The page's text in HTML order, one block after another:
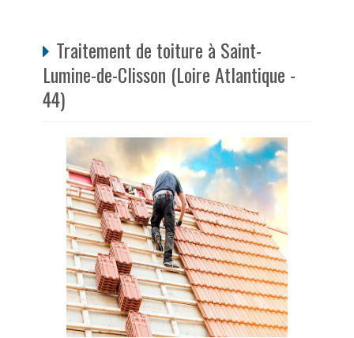
Traitement de toiture à Saint-
Lumine-de-Clisson (Loire Atlantique -
44)